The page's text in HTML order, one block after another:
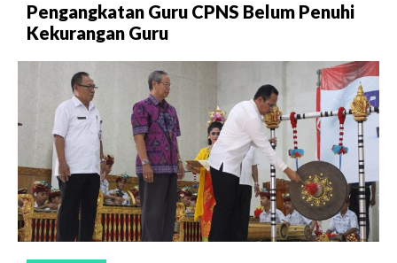
Pengangkatan Guru CPNS Belum Penuhi
Kekurangan Guru